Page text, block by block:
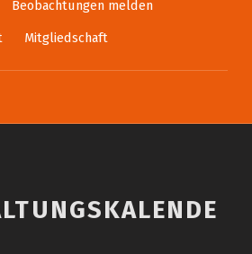
Beobachtungen melden
Mitgliedschaft